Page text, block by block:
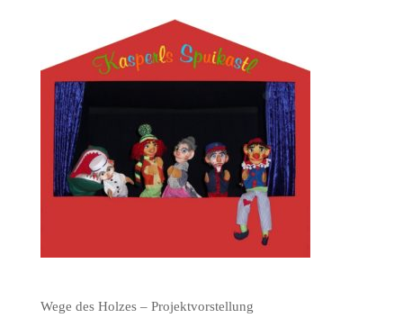
Wege des Holzes – Projektvorstellung